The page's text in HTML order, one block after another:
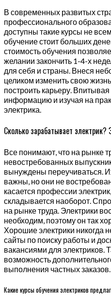
В современных развитых
профессионального
доступны такие курсы не
обучение стоит больших
стоимость обучения
желании закончить 1-4-х
для себя и страны. Внеся
целиком изменить свою
построить карьеру.
информацию и изучая на
электрика.
Сколько зарабатывает электрик?
Все понимают, что на рынке
невостребованных
вынуждены переучиваться.
важны, но они не
касается профессии
складывается наоборот.
на рынке труда. Электрики
необходим, поэтому он так
Хорошие электрики никогда
сайты по поиску работы и
вакансиями для электриков.
возможность
выполнения частных заказов.
Какие курсы обучения электриков